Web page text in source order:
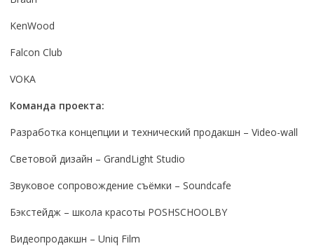
KenWood
Falcon Club
VOKA
Команда проекта:
Разработка концепции и технический продакшн – Video-wall
Световой дизайн – GrandLight Studio
Звуковое сопровождение съёмки – Soundcafе
Бэкстейдж – школа красоты POSHSCHOOLBY
Видеопродакшн – Uniq Film